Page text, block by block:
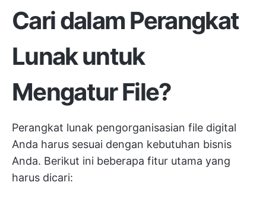
Cari dalam Perangkat
Lunak untuk
Mengatur File?
Perangkat lunak pengorganisasian file digital
Anda harus sesuai dengan kebutuhan bisnis
Anda. Berikut ini beberapa fitur utama yang
harus dicari: